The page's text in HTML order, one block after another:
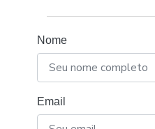
Nome
Email